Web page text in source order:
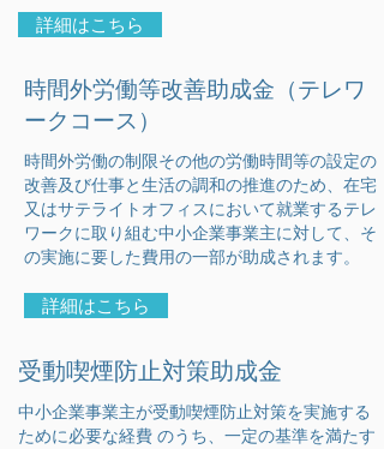
詳細はこちら
時間外労働等改善助成金（テレワ
ークコース）
時間外労働の制限その他の労働時間等の設定の
改善及び仕事と生活の調和の推進のため、在宅
又はサテライトオフィスにおいて就業するテレ
ワークに取り組む中小企業事業主に対して、そ
の実施に要した費用の一部が助成されます。
詳細はこちら
受動喫煙防止対策助成金
中小企業事業主が受動喫煙防止対策を実施する
ために必要な経費 のうち、一定の基準を満たす